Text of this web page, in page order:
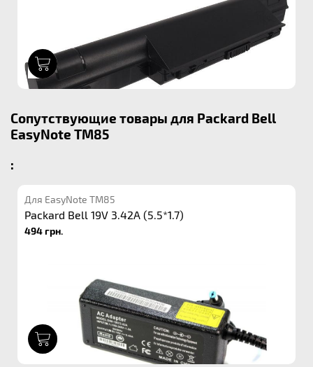
Сопутствующие товары для Packard Bell
EasyNote TM85
:
Для EasyNote TM85
Packard Bell 19V 3.42A (5.5*1.7)
494 грн.